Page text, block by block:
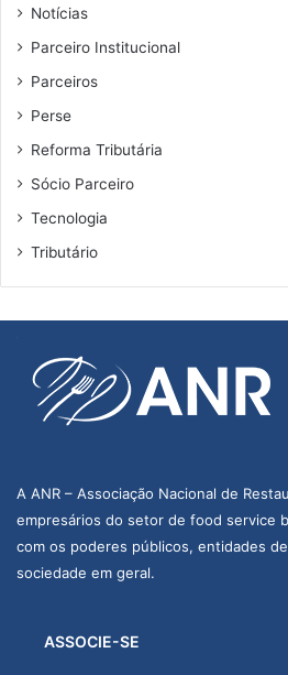
Notícias
Parceiro Institucional
Parceiros
Perse
Reforma Tributária
Sócio Parceiro
Tecnologia
Tributário
A ANR – Associação Nacional de
empresários do setor de food service
com os poderes públicos, entidades
sociedade em geral.
ASSOCIE-SE